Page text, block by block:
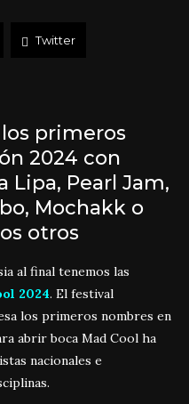
Twitter
primeros
2024 con
Lipa, Pearl Jam,
Mochakk o
otros
al final tenemos las
2024. El festival
los primeros nombres en
abrir boca Mad Cool ha
nacionales e